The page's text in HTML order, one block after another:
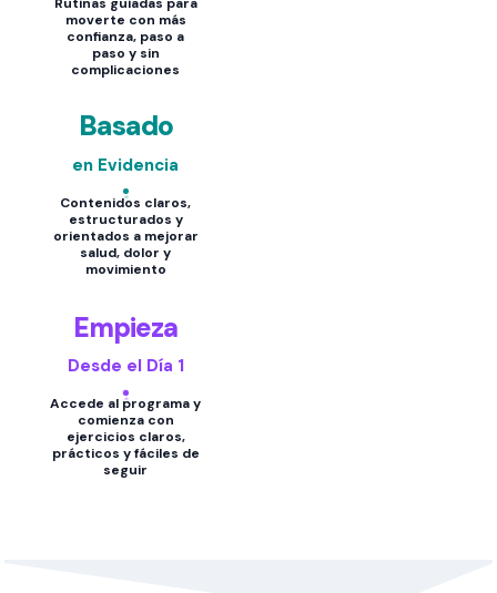
moverte con más
confianza, paso a
paso y sin
complicaciones
Basado
en Evidencia
Contenidos claros,
estructurados y
orientados a mejorar
salud, dolor y
movimiento
Empieza
Desde el Día 1
Accede al programa y
comienza con
ejercicios claros,
prácticos y fáciles de
seguir